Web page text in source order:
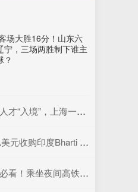
场大胜16分！山东六
宁，三场两胜制下谁主
？
一区出台涉外法治“十项行动”
印度Bharti Life 75%股权
高铁、长线自驾攻略请收好